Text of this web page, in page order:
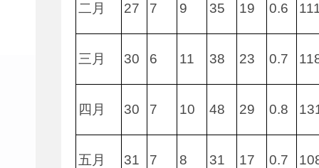
二月 27 7 9 35 19 0.6
三月 30 6 11 38 23 0.7
四月 30 7 10 48 29 0.8
五月 31 7 8 31 17 0.7